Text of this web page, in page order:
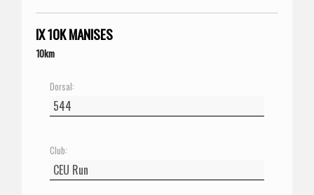
IX 10K MANISES
10km
Dorsal:
Club: